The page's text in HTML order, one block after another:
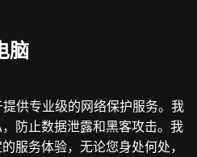
脑
供专业级的网络保护服务。我
防止数据泄露和黑客攻击。我
服务体验，无论您身处何处，